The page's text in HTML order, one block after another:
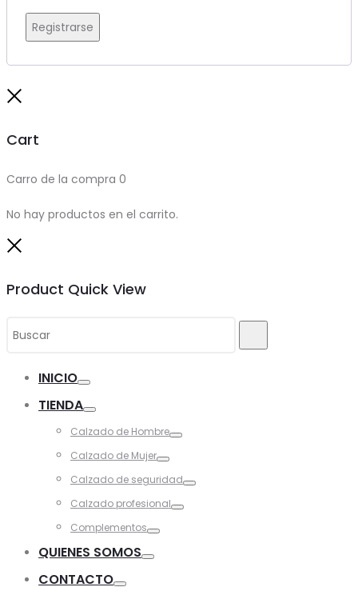
Registrarse
Cart
Carro de la compra 0
No hay productos en el carrito.
Product Quick View
Search
INICIO
TIENDA
Calzado de Hombre
Calzado de Mujer
Calzado de seguridad
Calzado profesional
Complementos
QUIENES SOMOS
CONTACTO